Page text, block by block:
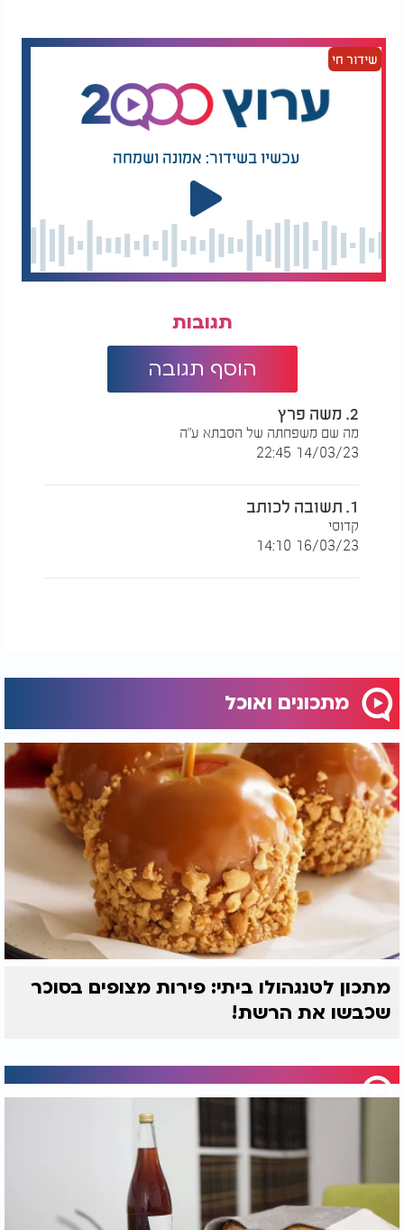
בתאבון! בברכה, ד. קדוסי.
למה מנפים קמח? תולעי קמח כשרות | הרב והשף מאיר
שידור חי
עכשיו בשידור: אמונה ושמחה
תגובות
הוסף תגובה
2. משה פרץ
מה שם משפחתה של הסבתא ע"ה
14/03/23 22:45
1. תשובה לכותב
קדוסי
16/03/23 14:10
מתכונים ואוכל
מתכון לטנגהולו ביתי: פירות מצופים בסוכר
שכבשו את הרשת!